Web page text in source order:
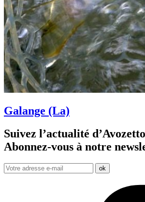
Galange (La)
Suivez l’actualité d’Avozetto
Abonnez-vous à notre